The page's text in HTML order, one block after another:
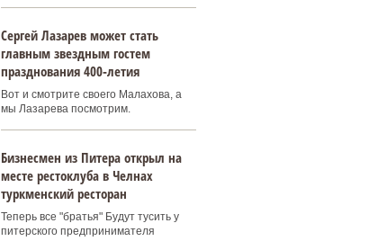
Сергей Лазарев может стать
главным звездным гостем
празднования 400‑летия
Вот и смотрите своего Малахова, а
мы Лазарева посмотрим.
Бизнесмен из Питера открыл на
месте рестоклуба в Челнах
туркменский ресторан
Теперь все "братья" Будут тусить у
питерского предпринимателя